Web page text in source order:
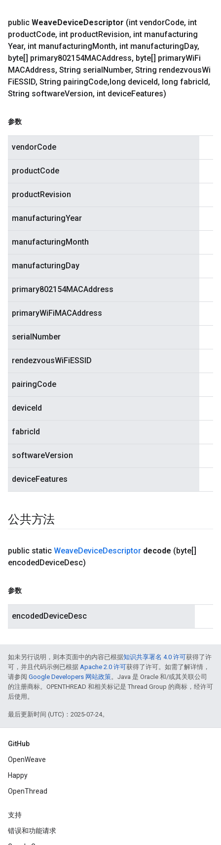
public WeaveDeviceDescriptor (int vendorCode, int
productCode, int productRevision, int manufacturing
Year, int manufacturingMonth, int manufacturingDay,
byte[] primary802154MACAddress, byte[] primaryWiFi
MACAddress, String serialNumber, String rendezvousWi
FiESSID, String pairingCode,long deviceId, long fabricId,
String softwareVersion, int deviceFeatures)
参数
vendorCode
productCode
productRevision
manufacturingYear
manufacturingMonth
manufacturingDay
primary802154MACAddress
primaryWiFiMACAddress
serialNumber
rendezvousWiFiESSID
pairingCode
deviceId
fabricId
softwareVersion
deviceFeatures
公共方法
public static WeaveDeviceDescriptor decode (byte[]
encodedDeviceDesc)
参数
encodedDeviceDesc
如未另行说明，则本页面中的内容已根据知识共享署名 4.0 许可获得了许
可，并且代码示例已根据 Apache 2.0 许可获得了许可。如需了解详情，
请参阅 Google Developers 网站政策。Java 是 Oracle 和/或其关联公司
的注册商标。OPENTHREAD 和相关标记是 Thread Group 的商标，经许可
后使用。
最后更新时间 (UTC)：2025-07-24。
GitHub
OpenWeave
Happy
OpenThread
支持
错误和功能请求